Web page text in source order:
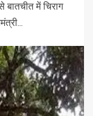
बातचीत में चिराग